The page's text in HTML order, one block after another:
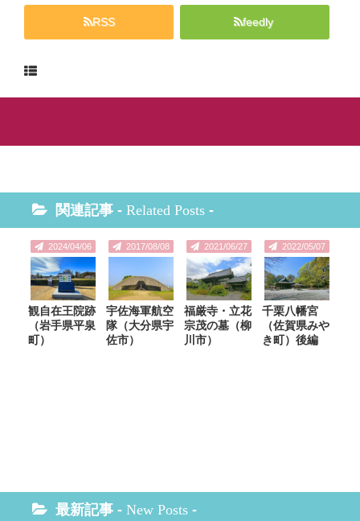
RSS feedly
関連記事 - Related Posts -
2024/04/06
観自在王院跡
（岩手県平泉
町）
2017/08/08
宇佐海軍航空
隊（大分県宇
佐市）
2021/06/27
福厳寺・立花
宗茂の墓（柳
川市）
2022/05/07
千栗八幡宮
（佐賀県みや
き町）後編
最新記事 - New Posts -